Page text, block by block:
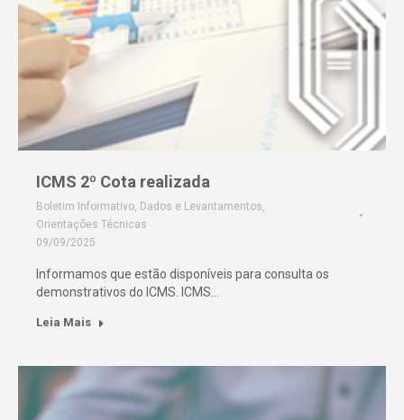
ICMS 2º Cota realizada
Boletim Informativo, Dados e Levantamentos,
Orientações Técnicas
09/09/2025
Informamos que estão disponíveis para consulta os
demonstrativos do ICMS. ICMS…
Leia Mais